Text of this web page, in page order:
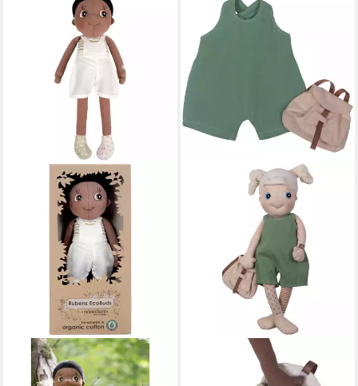
RUBENS BARN
Stoffpuppe Fern Unisex
RUBENS BARN
Puppenkleidung Spieler